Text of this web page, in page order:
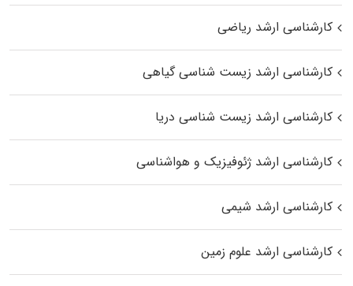
کارشناسی ارشد ریاضی
کارشناسی ارشد زیست‌ شناسی گیاهی
کارشناسی ارشد زیست‌ شناسی دریا
کارشناسی ارشد ژئوفیزیک و هواشناسی
کارشناسی ارشد شیمی
کارشناسی ارشد علوم زمین